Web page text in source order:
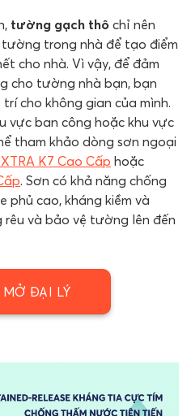
tường gạch thô chỉ nên
trong nhà để tạo điểm
cho nhà. Vì vậy, để đảm
cho tường nhà bạn, bạn
cho không gian của mình.
vực ban công hoặc khu vực
tham khảo dòng sơn ngoại
K7 Cao Cấp hoặc
. Sơn có khả năng chống
phủ cao, kháng kiềm và
rêu và bảo vệ tường lên đến
ĐẠI LÝ